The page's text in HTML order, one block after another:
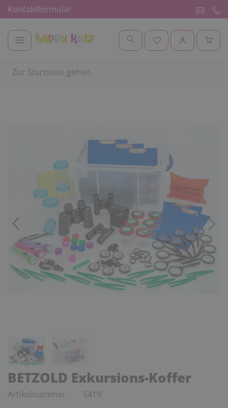
Kontaktformular
Zur Startseite gehen
BETZOLD Exkursions-Koffer
Artikelnummer 5419